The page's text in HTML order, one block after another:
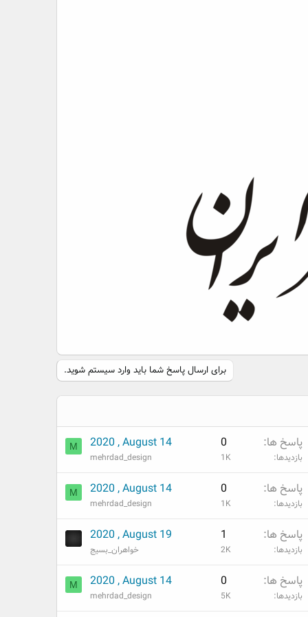
برای ارسال پاسخ شما باید وارد سیستم شوید.
پاسخ ها 0
بازدیدها 1K
2020 , August 14
mehrdad_design
M
پاسخ ها 0
بازدیدها 1K
2020 , August 14
mehrdad_design
M
پاسخ ها 1
بازدیدها 2K
2020 , August 19
خواهران_بسیج
پاسخ ها 0
بازدیدها 5K
2020 , August 14
mehrdad_design
M